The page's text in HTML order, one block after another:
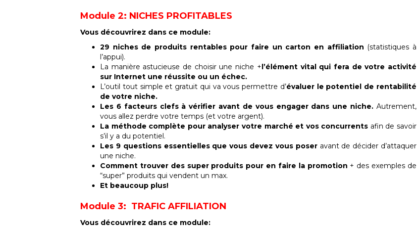
Module 2: NICHES PROFITABLES
Vous découvrirez dans ce module:
29 niches de produits rentables pour faire un carton en affiliation (statistiques à
l’appui).
La manière astucieuse de choisir une niche +l’élément vital qui fera de votre activité
sur Internet une réussite ou un échec.
L’outil tout simple et gratuit qui va vous permettre d’évaluer le potentiel de rentabilité
de votre niche.
Les 6 facteurs clefs à vérifier avant de vous engager dans une niche. Autrement,
vous allez perdre votre temps (et votre argent).
La méthode complète pour analyser votre marché et vos concurrents afin de savoir
s’il y a du potentiel.
Les 9 questions essentielles que vous devez vous poseravant de décider d’attaquer
une niche.
Comment trouver des super produits pour en faire la promotion + des exemples de
“super” produits qui vendent un max.
Et beaucoup plus!
Module 3: TRAFIC AFFILIATION
Vous découvrirez dans ce module: